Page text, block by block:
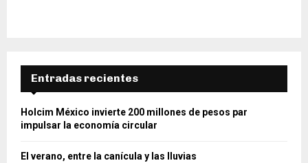
Entradas recientes
Holcim México invierte 200 millones de pesos par
impulsar la economía circular
El verano, entre la canícula y las lluvias